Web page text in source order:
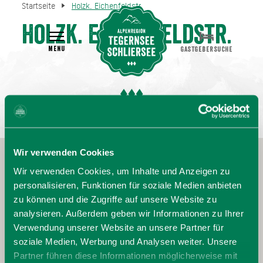
Wir verwenden Cookies
Wir verwenden Cookies, um Inhalte und Anzeigen zu
personalisieren, Funktionen für soziale Medien anbieten
zu können und die Zugriffe auf unsere Website zu
analysieren. Außerdem geben wir Informationen zu Ihrer
Verwendung unserer Website an unsere Partner für
soziale Medien, Werbung und Analysen weiter. Unsere
Partner führen diese Informationen möglicherweise mit
Startseite Holzk. Eichenfeldstr.
Holzk. Eichenfeldstr.
MENU GASTGEBERSUCHE